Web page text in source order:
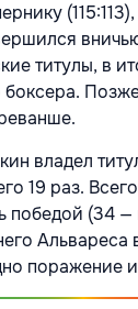
титулы, в
боксера.
владел
19 раз.
победой (34
Альвареса
поражение